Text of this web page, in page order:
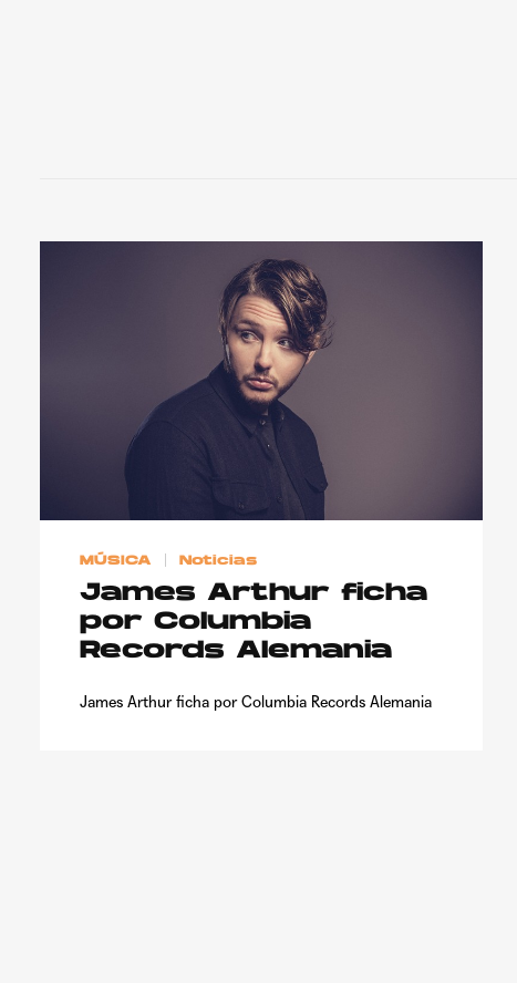
MÚSICA Noticias
James Arthur ficha
por Columbia
Records Alemania
James Arthur ficha por Columbia Records Alemania